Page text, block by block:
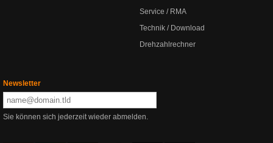
Service / RMA
Technik / Download
Drehzahlrechner
Newsletter
Sie können sich jederzeit wieder abmelden.